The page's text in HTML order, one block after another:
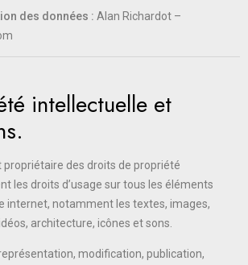
des données : Alan Richardot –
intellectuelle et
propriétaire des droits de propriété
les droits d’usage sur tous les éléments
internet, notamment les textes, images,
architecture, icônes et sons.
modification, publication,